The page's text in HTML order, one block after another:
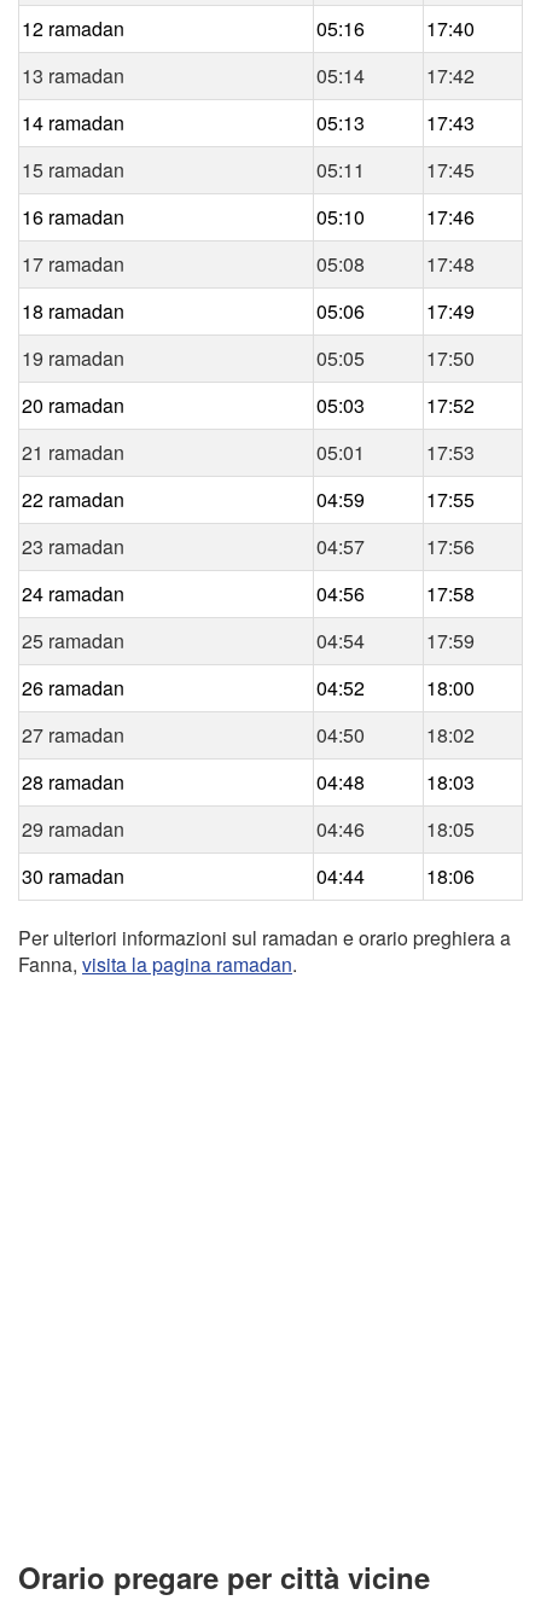
12 ramadan 05:16
17:40
13 ramadan
05:14
17:42
14 ramadan
05:13
17:43
15 ramadan
05:11
17:45
16 ramadan
05:10
17:46
17 ramadan
05:08
17:48
18 ramadan
05:06
17:49
19 ramadan
05:05
17:50
20 ramadan
05:03
17:52
21 ramadan
05:01
17:53
22 ramadan
04:59
17:55
23 ramadan
04:57
17:56
24 ramadan
04:56
17:58
25 ramadan
04:54
17:59
26 ramadan
04:52
18:00
27 ramadan
04:50
18:02
28 ramadan
04:48
18:03
29 ramadan
04:46
18:05
30 ramadan
04:44 18:06
Per ulteriori informazioni sul ramadan e orario preghiera a
Fanna, visita la pagina ramadan.
Orario pregare per città vicine